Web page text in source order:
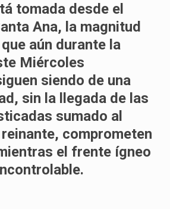
tomada desde el
Ana, la magnitud
aún durante la
Miércoles
siendo de una
sin la llegada de las
sumado al
comprometen
el frente ígneo